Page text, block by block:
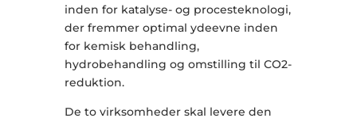
inden for katalyse- og procesteknologi,
der fremmer optimal ydeevne inden
for kemisk behandling,
hydrobehandling og omstilling til CO2-
reduktion.
De to virksomheder skal levere den